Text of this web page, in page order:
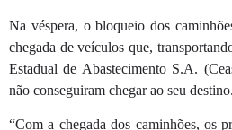
Na véspera, o bloqueio dos
chegada de veículos que,
Estadual de Abastecimento S.A.
não conseguiram chegar ao seu destino.
“Com a chegada dos caminhões, os